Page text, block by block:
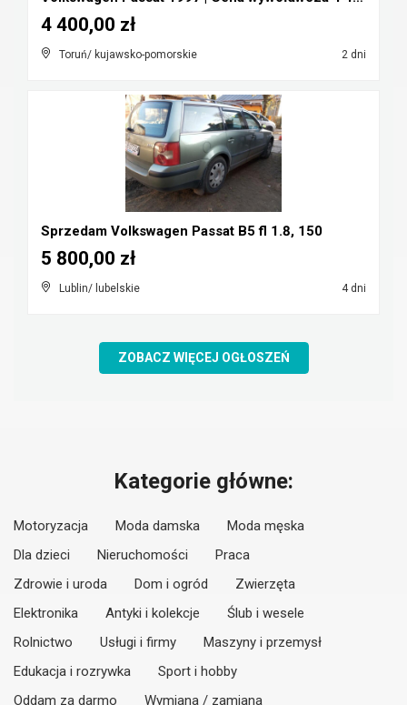
Toruń/ kujawsko-pomorskie 2 dni
4 400,00 zł
Sprzedam Volkswagen Passat B5 fl 1.8, 150
Lublin/ lubelskie 4 dni
5 800,00 zł
ZOBACZ WIĘCEJ OGŁOSZEŃ
Kategorie główne:
Motoryzacja Moda damska
Moda męska
Dla dzieci
Nieruchomości
Praca
Zdrowie i uroda
Dom i ogród
Zwierzęta
Elektronika
Antyki i kolekcje
Ślub i wesele
Rolnictwo
Usługi i firmy
Maszyny i przemysł
Edukacja i rozrywka
Sport i hobby
Oddam za darmo
Wymiana / zamiana